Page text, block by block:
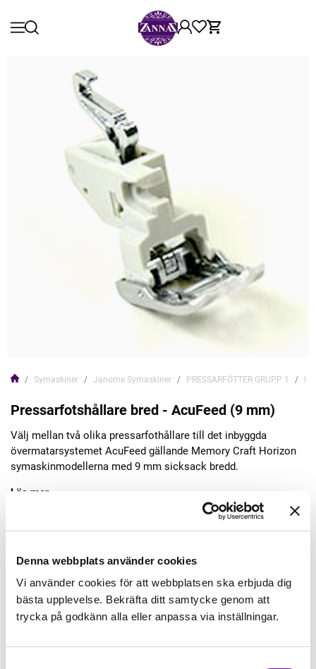
Denna webbplats använder cookies
Vi använder cookies för att webbplatsen ska erbjuda dig
bästa upplevelse. Bekräfta ditt samtycke genom att
trycka på godkänn alla eller anpassa via inställningar.
Symaskiner Janome Symaskiner PRESSARFÖTTER GRUPP 1
Pressarfotshållare bred - AcuFeed (9 mm)
Välj mellan två olika pressarfothållare till det inbyggda
övermatarsystemet AcuFeed gällande Memory Craft Horizon
symaskinmodellerna med 9 mm sicksack bredd.
Läs mer
229,00kr
Finns i lager